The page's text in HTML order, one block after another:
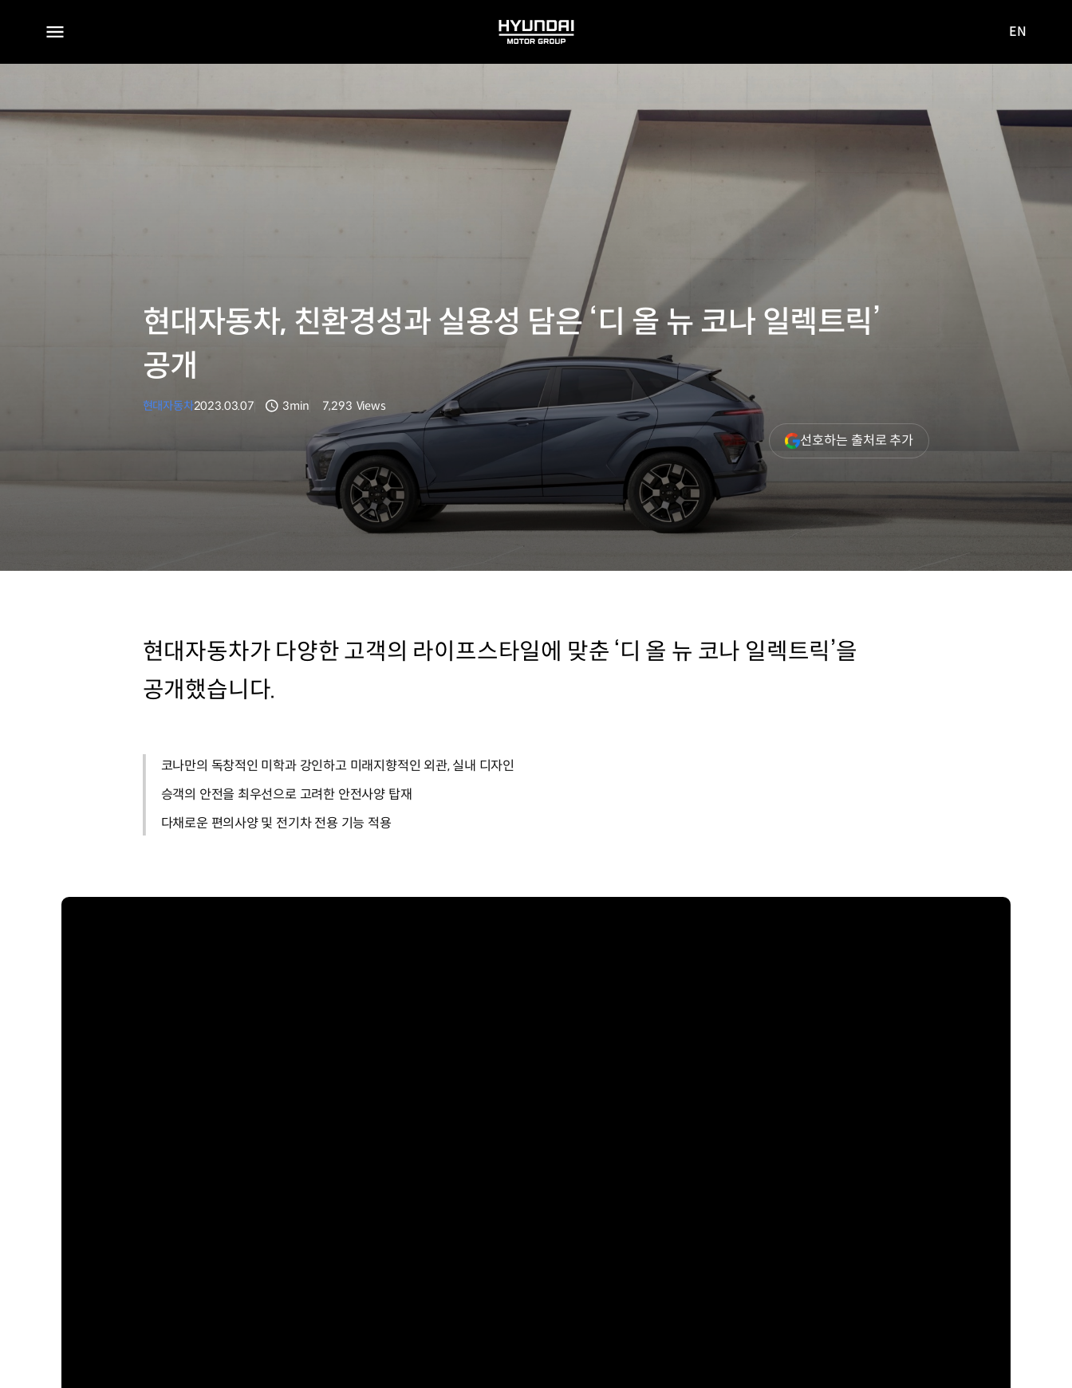
전체
HYUNDAI
MOTOR
사이트로
EN
현대자동차, 친환경성과 실용성 담은 ‘디 올 뉴 코나 일렉트릭’
공개
현대자동차2023.03.07 3min 7,293 Views
선호하는 출처로 추가(새
창
현대자동차가 다양한 고객의 라이프스타일에 맞춘 ‘디 올 뉴 코나 일렉트릭’을
공개했습니다.
코나만의 독창적인 미학과 강인하고 미래지향적인 외관, 실내 디자인
승객의 안전을 최우선으로 고려한 안전사양 탑재
다채로운 편의사양 및 전기차 전용 기능 적용